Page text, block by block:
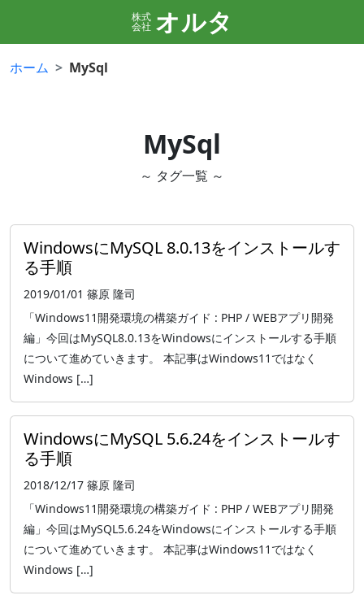
株式
会社 オルタ
ホーム MySql
MySql
～ タグ一覧 ～
WindowsにMySQL 8.0.13をインストールす
る手順
2019/01/01 篠原 隆司
「Windows11開発環境の構築ガイド : PHP / WEBアプリ開発
編」今回はMySQL8.0.13をWindowsにインストールする手順
について進めていきます。 本記事はWindows11ではなく
Windows […]
WindowsにMySQL 5.6.24をインストールす
る手順
2018/12/17 篠原 隆司
「Windows11開発環境の構築ガイド : PHP / WEBアプリ開発
編」今回はMySQL5.6.24をWindowsにインストールする手順
について進めていきます。 本記事はWindows11ではなく
Windows […]